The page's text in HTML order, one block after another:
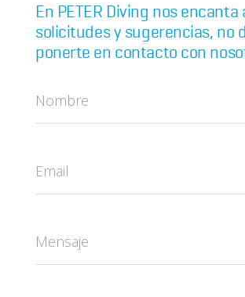
En PETER Diving nos
solicitudes y sugerencias, no
ponerte en contacto con
Nombre
Email
Mensaje